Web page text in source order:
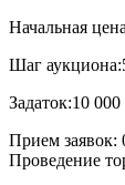
Начальная
Шаг аукциона:
Задаток:10 000
Прием заявок:
Проведение